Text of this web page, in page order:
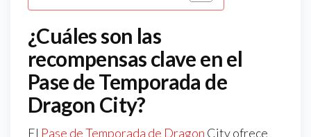
¿Cuáles son las
recompensas clave en el
Pase de Temporada de
Dragon City?
El Pase de Temporada de Dragon City ofrece